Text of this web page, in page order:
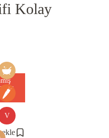
Kolay
ekle
V